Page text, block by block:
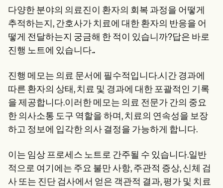
앱 가이드
템플릿
신분증 코드
Procedure Codes
비누 노트 템플릿
Informed Consent Form
Social Work Treatment Plans
DAR Note Template
Patient Visit Summary Template
Help Center
Demos
Training Hub
Switch to Carepatron
Become a Partner
Pricing
Why Carepatron?
다양한 분야의 의료진이 환자의 회복 과정을 어떻게
추적하는지, 간호사가 치료에 대한 환자의 반응을 어
떻게 전달하는지 궁금해 한 적이 있습니까?답은 바로
진행 노트에 있습니다..
진행 메모는 의료 문서에 필수적입니다.시간 경과에
따른 환자의 상태, 치료 및 경과에 대한 포괄적인 기록
을 제공합니다.이러한 메모는 의료 전문가 간의 중요
한 의사소통 도구 역할을 하며, 치료의 연속성을 보장
하고 정보에 입각한 의사 결정을 가능하게 합니다.
이는 임상 프로세스 노트로 간주될 수 있습니다.일반
적으로 여기에는 주요 불만 사항, 주관적 증상, 신체 검
사 또는 진단 검사에서 얻은 객관적 결과, 평가 및 치료